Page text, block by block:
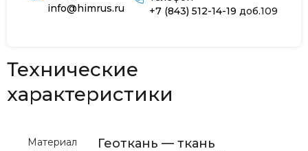
info@himrus.ru
+7 (843) 512-14-19 доб.109
Технические
характеристики
Материал
Геоткань — ткань